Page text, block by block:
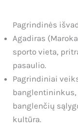
Pagrindinės
Agadiras
sporto vieta,
pasaulio.
Pagrindiniai
banglentininkus,
banglenčių
kultūra.